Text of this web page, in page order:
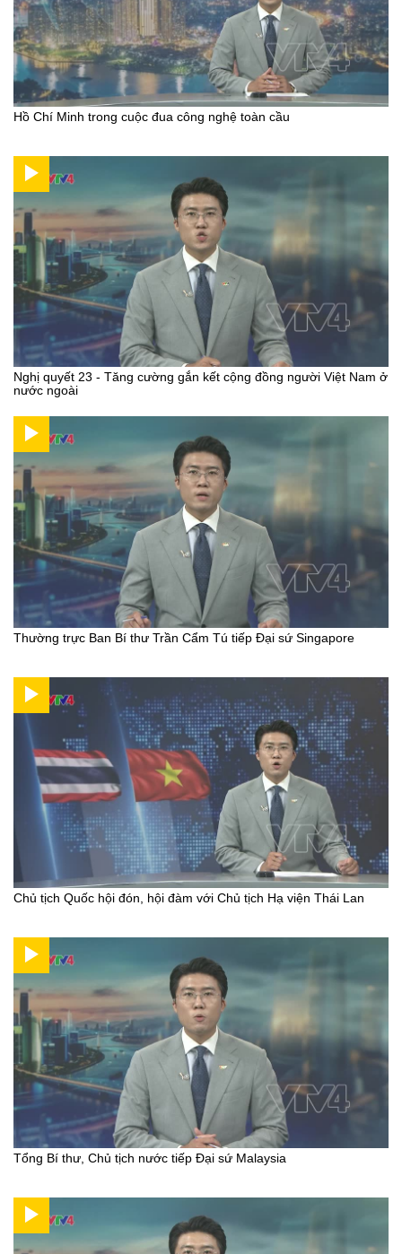
Hồ Chí Minh trong cuộc đua công nghệ toàn cầu
Nghị quyết 23 - Tăng cường gắn kết cộng đồng người Việt Nam ở
nước ngoài
Thường trực Ban Bí thư Trần Cẩm Tú tiếp Đại sứ Singapore
Chủ tịch Quốc hội đón, hội đàm với Chủ tịch Hạ viện Thái Lan
Tổng Bí thư, Chủ tịch nước tiếp Đại sứ Malaysia